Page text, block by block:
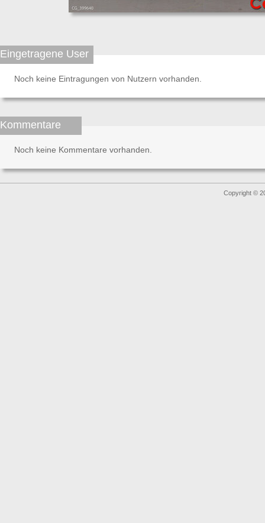
Eingetragene User
Noch keine Eintragungen von Nutzern vorhanden.
Kommentare
Noch keine Kommentare vorhanden.
Copyright ©